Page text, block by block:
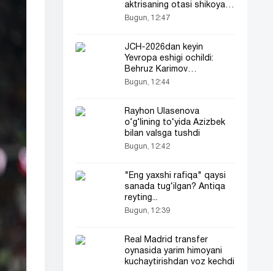
aktrisaning otasi shikoyat
qildi
Bugun, 12:47
JCH-2026dan keyin
Yevropa eshigi ochildi:
Behruz Karimov
«Lugano»ga o‘tdi!
Bugun, 12:44
Rayhon Ulasenova
o‘g‘lining to‘yida Azizbek
bilan valsga tushdi
Bugun, 12:42
"Eng yaxshi rafiqa" qaysi
sanada tug‘ilgan? Antiqa
reyting...
Bugun, 12:39
Real Madrid transfer
oynasida yarim himoyani
kuchaytirishdan voz kechdi